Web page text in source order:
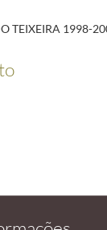
TEIXEIRA 1998-